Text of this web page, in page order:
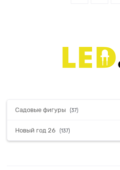
Садовые фигуры (37)
Новый год 26 (137)